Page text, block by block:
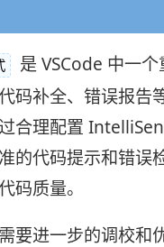
是 VSCode 中一
码补全、错误报告
合理配置
的代码提示和错误
码质量。
要进一步的调校和